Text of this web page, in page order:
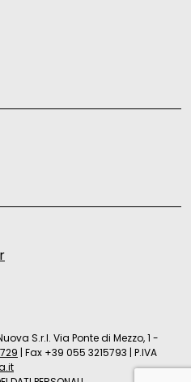
S.r.l. Via Ponte di Mezzo, 1 -
Fax +39 055 3215793 P.IVA